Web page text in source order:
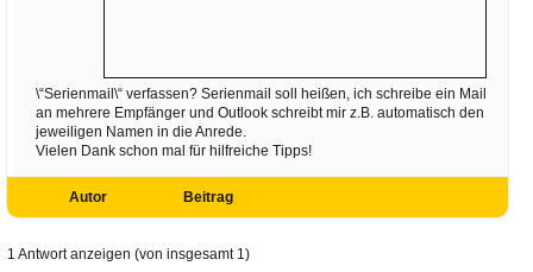
\“Serienmail\“ verfassen? Serienmail soll heißen, ich schreibe ein Mail
an mehrere Empfänger und Outlook schreibt mir z.B. automatisch den
jeweiligen Namen in die Anrede.
Vielen Dank schon mal für hilfreiche Tipps!
Autor Beitrag
1 Antwort anzeigen (von insgesamt 1)